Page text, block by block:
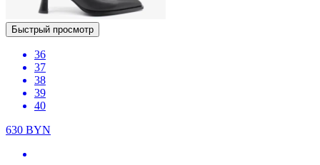
Быстрый просмотр
36
37
38
39
40
630 BYN